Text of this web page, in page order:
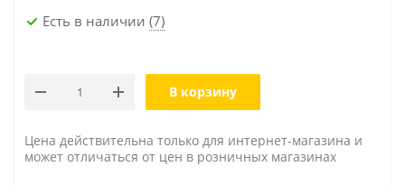
Есть в наличии (7)
В корзину
Цена действительна только для интернет-магазина и
может отличаться от цен в розничных магазинах